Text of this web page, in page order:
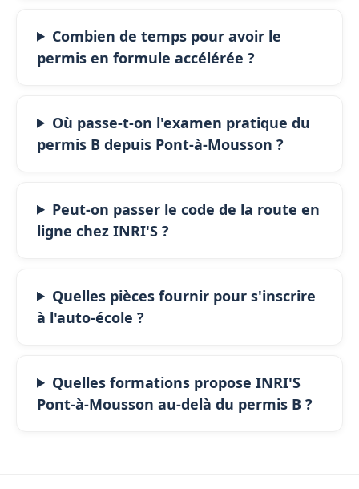
Combien de temps pour avoir le
permis en formule accélérée ?
Où passe-t-on l'examen pratique du
permis B depuis Pont-à-Mousson ?
Peut-on passer le code de la route en
ligne chez INRI'S ?
Quelles pièces fournir pour s'inscrire
à l'auto-école ?
Quelles formations propose INRI'S
Pont-à-Mousson au-delà du permis B ?